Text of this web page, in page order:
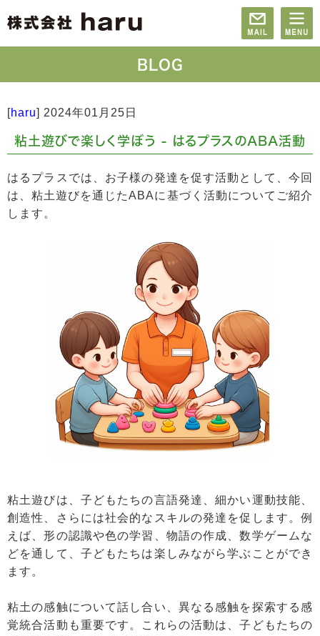
BLOG
[haru] 2024年01月25日
粘土遊びで楽しく学ぼう - はるプラスのABA活動
はるプラスでは、お子様の発達を促す活動として、今回
は、粘土遊びを通じたABAに基づく活動についてご紹介
します。
粘土遊びは、子どもたちの言語発達、細かい運動技能、
創造性、さらには社会的なスキルの発達を促します。例
えば、形の認識や色の学習、物語の作成、数学ゲームな
どを通して、子どもたちは楽しみながら学ぶことができ
ます。
粘土の感触について話し合い、異なる感触を探索する感
覚統合活動も重要です。これらの活動は、子どもたちの